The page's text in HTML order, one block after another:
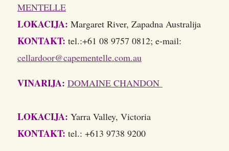
MENTELLE
LOKACIJA: Margaret River, Zapadna Australija
KONTAKT: tel.:+61 08 9757 0812; e-mail:
cellardoor@capementelle.com.au
VINARIJA: DOMAINE CHANDON
LOKACIJA: Yarra Valley, Victoria
KONTAKT: tel.: +613 9738 9200